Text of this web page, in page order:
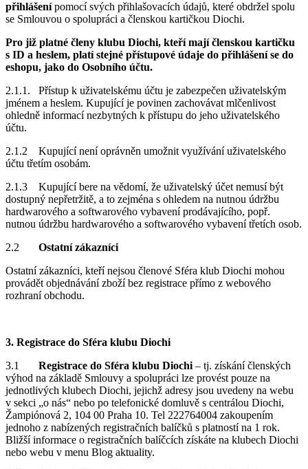
přihlášenípomocí svých přihlašovacích údajů, které obdržel spolu
se Smlouvou o spolupráci a členskou kartičkou Diochi.
Pro již platné členy klubu Diochi, kteří mají členskou kartičku
s ID a heslem, platí stejné přístupové údaje do přihlášení se do
eshopu, jako do Osobního účtu.
2.1.1. Přístup k uživatelskému účtu je zabezpečen uživatelským
jménem a heslem. Kupující je povinen zachovávat mlčenlivost
ohledně informací nezbytných k přístupu do jeho uživatelského
účtu.
2.1.2 Kupující není oprávněn umožnit využívání uživatelského
účtu třetím osobám.
2.1.3 Kupující bere na vědomí, že uživatelský účet nemusí být
dostupný nepřetržitě, a to zejména s ohledem na nutnou údržbu
hardwarového a softwarového vybavení prodávajícího, popř.
nutnou údržbu hardwarového a softwarového vybavení třetích osob.
2.2 Ostatní zákazníci
Ostatní zákazníci, kteří nejsou členové Sféra klub Diochi mohou
provádět objednávání zboží bez registrace přímo z webového
rozhraní obchodu.
3. Registrace do Sféra klubu Diochi
3.1 Registrace do Sféra klubu Diochi – tj. získání členských
výhod na základě Smlouvy a spolupráci lze provést pouze na
jednotlivých klubech Diochi, jejichž adresy jsou uvedeny na webu
v sekci „o nás“ nebo po telefonické domluvě s centrálou Diochi,
Žampiónová 2, 104 00 Praha 10. Tel 222764004 zakoupením
jednoho z nabízených registračních balíčků s platností na 1 rok.
Bližší informace o registračních balíčcích získáte na klubech Diochi
nebo webu v menu Blog aktuality.